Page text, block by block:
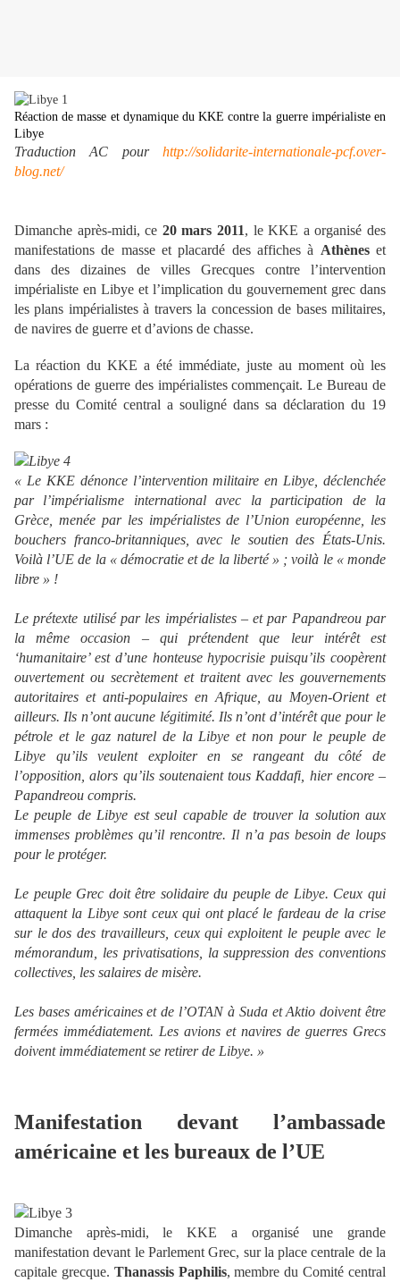
Réaction de masse et dynamique du KKE contre la guerre impérialiste en
Libye
Traduction AC pour http://solidarite-internationale-pcf.over-
blog.net/
Dimanche après-midi, ce 20 mars 2011, le KKE a organisé des
manifestations de masse et placardé des affiches à Athèneset
dans des dizaines de villes Grecques contre l’intervention
impérialiste en Libye et l’implication du gouvernement grec dans
les plans impérialistes à travers la concession de bases militaires,
de navires de guerre et d’avions de chasse.
La réaction du KKE a été immédiate, juste au moment où les
opérations de guerre des impérialistes commençait. Le Bureau de
presse du Comité central a souligné dans sa déclaration du 19
mars :
« Le KKE dénonce l’intervention militaire en Libye, déclenchée
par l’impérialisme international avec la participation de la
Grèce, menée par les impérialistes de l’Union européenne, les
bouchers franco-britanniques, avec le soutien des États-Unis.
Voilà l’UE de la « démocratie et de la liberté » ; voilà le « monde
libre » !
Le prétexte utilisé par les impérialistes – et par Papandreou par
la même occasion – qui prétendent que leur intérêt est
‘humanitaire’ est d’une honteuse hypocrisie puisqu’ils coopèrent
ouvertement ou secrètement et traitent avec les gouvernements
autoritaires et anti-populaires en Afrique, au Moyen-Orient et
ailleurs. Ils n’ont aucune légitimité. Ils n’ont d’intérêt que pour le
pétrole et le gaz naturel de la Libye et non pour le peuple de
Libye qu’ils veulent exploiter en se rangeant du côté de
l’opposition, alors qu’ils soutenaient tous Kaddafi, hier encore –
Papandreou compris.
Le peuple de Libye est seul capable de trouver la solution aux
immenses problèmes qu’il rencontre. Il n’a pas besoin de loups
pour le protéger.
Le peuple Grec doit être solidaire du peuple de Libye. Ceux qui
attaquent la Libye sont ceux qui ont placé le fardeau de la crise
sur le dos des travailleurs, ceux qui exploitent le peuple avec le
mémorandum, les privatisations, la suppression des conventions
collectives, les salaires de misère.
Les bases américaines et de l’OTAN à Suda et Aktio doivent être
fermées immédiatement. Les avions et navires de guerres Grecs
doivent immédiatement se retirer de Libye. »
Manifestation devant l’ambassade
américaine et les bureaux de l’UE
Dimanche après-midi, le KKE a organisé une grande
manifestation devant le Parlement Grec, sur la place centrale de la
capitale grecque. Thanassis Paphilis, membre du Comité central